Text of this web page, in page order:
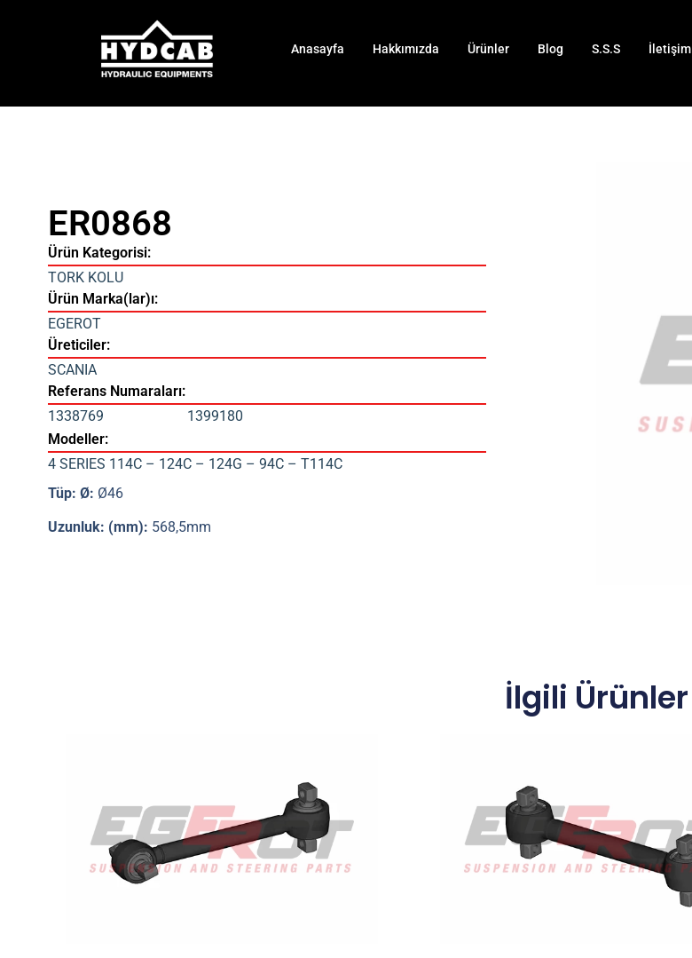
Anasayfa Hakkımızda Ürünler Blog S.S.S İletişim
ER0868
Ürün Kategorisi:
TORK KOLU
Ürün Marka(lar)ı:
EGEROT
Üreticiler:
SCANIA
Referans Numaraları:
1338769
1399180
Modeller:
4 SERIES 114C – 124C – 124G – 94C – T114C
Tüp: Ø: Ø46
Uzunluk: (mm): 568,5mm
İlgili Ürünler